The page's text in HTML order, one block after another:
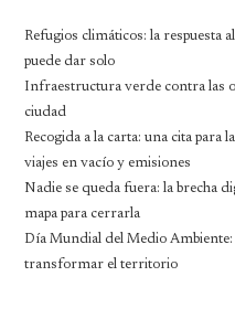
Refugios climáticos: la respuesta
puede dar solo
Infraestructura verde contra las
ciudad
Recogida a la carta: una cita para
viajes en vacío y emisiones
Nadie se queda fuera: la brecha
mapa para cerrarla
Día Mundial del Medio
transformar el territorio